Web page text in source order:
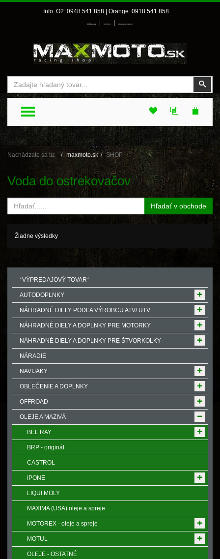
Info: O2: 0948 541 858 | Orange: 0918 541 858
Prihlásenie Môj účet Môj zoznam prianí
TOGGLE MENU
Nachádzate sa tu: maxmoto.sk SHOP
Voda do ostrekovačov
Hľadať v obchode
Žiadne výsledky
*VÝPREDAJOVÝ TOVAR*
AUTODOPLNKY
NÁHRADNÉ DIELY PODĽA VÝROBCU ATV/ UTV
NÁHRADNÉ DIELY A DOPLNKY PRE MOTORKY
NÁHRADNÉ DIELY A DOPLNKY PRE ŠTVORKOLKY
NÁRADIE
NAVIJAKY
OBLEČENIE A DOPLNKY
OFFROAD
OLEJE A MAZIVÁ
BEL RAY
BRP - originál
CASTROL
IPONE
LIQUI MOLY
MAXIMA (USA) oleje a spreje
MOTOREX - oleje a spreje
MOTUL
OLEJE - OSTATNÉ